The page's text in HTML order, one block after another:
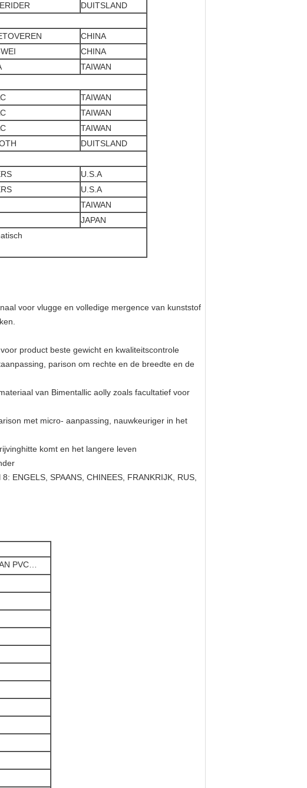
DUITSLAND
CHINA
CHINA
TAIWAN
TAIWAN
TAIWAN
TAIWAN
DUITSLAND
U.S.A
U.S.A
TAIWAN
JAPAN
voor vlugge en volledige mergence van kunststof
product beste gewicht en kwaliteitscontrole
parison om rechte en de breedte en de
van Bimentallic aolly zoals facultatief voor
met micro- aanpassing, nauwkeuriger in het
komt en het langere leven
ENGELS, SPAANS, CHINEES, FRANKRIJK, RUS,
PVC…